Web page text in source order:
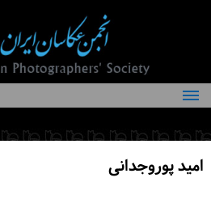
درباره انجمن
کمیته‌های انجمن
امید پوروجدانی